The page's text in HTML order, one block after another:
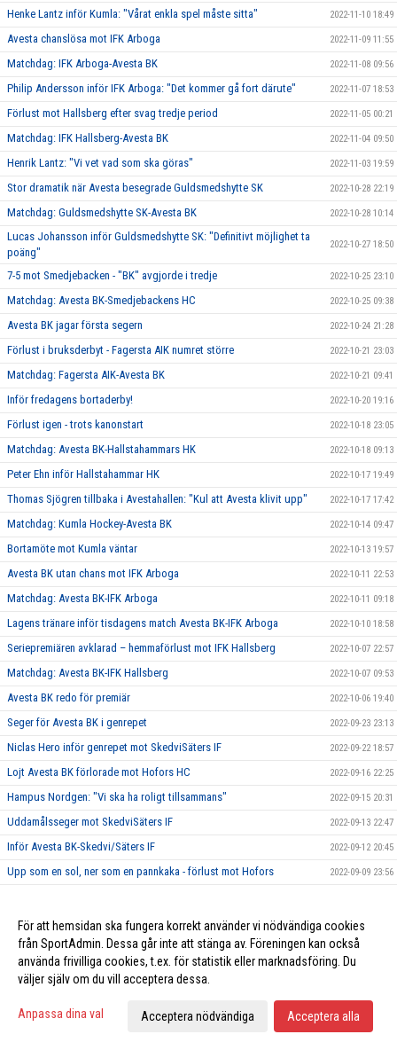
Henke Lantz inför Kumla: "Vårat enkla spel måste sitta" 2022-11-10 18:49
Avesta chanslösa mot IFK Arboga 2022-11-09 11:55
Matchdag: IFK Arboga-Avesta BK 2022-11-08 09:56
Philip Andersson inför IFK Arboga: "Det kommer gå fort därute" 2022-11-07 18:53
Förlust mot Hallsberg efter svag tredje period 2022-11-05 00:21
Matchdag: IFK Hallsberg-Avesta BK 2022-11-04 09:50
Henrik Lantz: "Vi vet vad som ska göras" 2022-11-03 19:59
Stor dramatik när Avesta besegrade Guldsmedshytte SK 2022-10-28 22:19
Matchdag: Guldsmedshytte SK-Avesta BK 2022-10-28 10:14
Lucas Johansson inför Guldsmedshytte SK: "Definitivt möjlighet ta
poäng"
2022-10-27 18:50
7-5 mot Smedjebacken - "BK" avgjorde i tredje 2022-10-25 23:10
Matchdag: Avesta BK-Smedjebackens HC 2022-10-25 09:38
Avesta BK jagar första segern 2022-10-24 21:28
Förlust i bruksderbyt - Fagersta AIK numret större 2022-10-21 23:03
Matchdag: Fagersta AIK-Avesta BK 2022-10-21 09:41
Inför fredagens bortaderby! 2022-10-20 19:16
Förlust igen - trots kanonstart 2022-10-18 23:05
Matchdag: Avesta BK-Hallstahammars HK 2022-10-18 09:13
Peter Ehn inför Hallstahammar HK 2022-10-17 19:49
Thomas Sjögren tillbaka i Avestahallen: "Kul att Avesta klivit upp" 2022-10-17 17:42
Matchdag: Kumla Hockey-Avesta BK 2022-10-14 09:47
Bortamöte mot Kumla väntar 2022-10-13 19:57
Avesta BK utan chans mot IFK Arboga 2022-10-11 22:53
Matchdag: Avesta BK-IFK Arboga 2022-10-11 09:18
Lagens tränare inför tisdagens match Avesta BK-IFK Arboga 2022-10-10 18:58
Seriepremiären avklarad – hemmaförlust mot IFK Hallsberg 2022-10-07 22:57
Matchdag: Avesta BK-IFK Hallsberg 2022-10-07 09:53
Avesta BK redo för premiär 2022-10-06 19:40
Seger för Avesta BK i genrepet 2022-09-23 23:13
Niclas Hero inför genrepet mot SkedviSäters IF 2022-09-22 18:57
Lojt Avesta BK förlorade mot Hofors HC 2022-09-16 22:25
Hampus Nordgen: "Vi ska ha roligt tillsammans" 2022-09-15 20:31
Uddamålsseger mot SkedviSäters IF 2022-09-13 22:47
Inför Avesta BK-Skedvi/Säters IF 2022-09-12 20:45
Upp som en sol, ner som en pannkaka - förlust mot Hofors 2022-09-09 23:56
Två nyförvärv klara – Salo och Andersson och ansluter! 2022-09-08 18:58
Förlust i första träningsmatchen 2022-09-02 22:57
"Henke" inför träningsmatchen mot Malungs IF 2022-09-01 19:24
Första isträningen för säsongen 2022-08-22 20:05
För att hemsidan ska fungera korrekt använder vi nödvändiga cookies
från SportAdmin. Dessa går inte att stänga av. Föreningen kan också
använda frivilliga cookies, t.ex. för statistik eller marknadsföring. Du
väljer själv om du vill acceptera dessa.
Anpassa dina val Acceptera nödvändiga Acceptera alla